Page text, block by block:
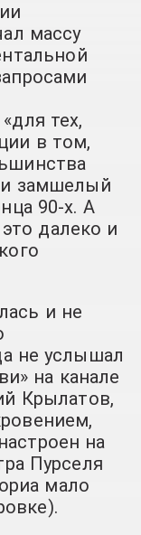
массу
тех,
в том,
замшелый
90-х. А
далеко и
и не
не услышал
на канале
Крылатов,
на
Пурселя
мало